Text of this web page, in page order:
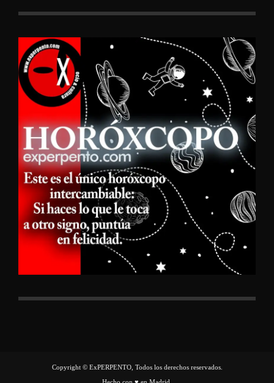
Copyright © ExPERPENTO, Todos los derechos reservados.